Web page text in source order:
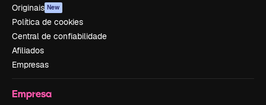
Originais New
Política de cookies
Central de confiabilidade
Afiliados
Empresas
Empresa